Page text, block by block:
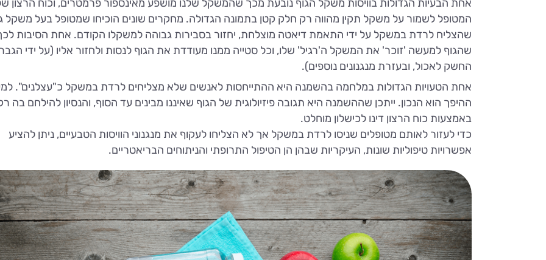
אחת הבעיות הגדולות בוויסות משקל הגוף נובעת מכך שהמשקל שלנו מושפע מאינספור פרמטרים, וכוח הרצון
המטופל לשמור על משקל תקין מהווה רק חלק קטן בתמונה הגדולה. מחקרים שונים הוכיחו שמטופל בעל משקל
שהצליח לרדת במשקל על ידי התאמת דיאטה מוצלחת, יחזור בסבירות גבוהה למשקלו הקודם. אחת הסיבות
שהגוף למעשה 'זוכר' את המשקל ה'רגיל' שלו, וכל סטייה ממנו מעודדת את הגוף לנסות ולחזור אליו (על ידי
החשק לאכול, ובעזרת מנגנונים נוספים).
אחת הטעויות הגדולות במלחמה בהשמנה היא ההתייחסות לאנשים שלא מצליחים לרדת במשקל כ"עצלנים".
ההיפך הוא הנכון. ייתכן שההשמנה היא תגובה פיזיולוגית של הגוף שאיננו מבינים עד הסוף, והנסיון להילחם בה
באמצעות כוח הרצון דינו לכישלון מוחלט.
כדי לעזור לאותם מטופלים שניסו לרדת במשקל אך לא הצליחו לעקוף את מנגנוני הוויסות הטבעיים, ניתן להציע
אפשרויות טיפוליות שונות, העיקריות שבהן הן הטיפול התרופתי והניתוחים הבריאטריים.